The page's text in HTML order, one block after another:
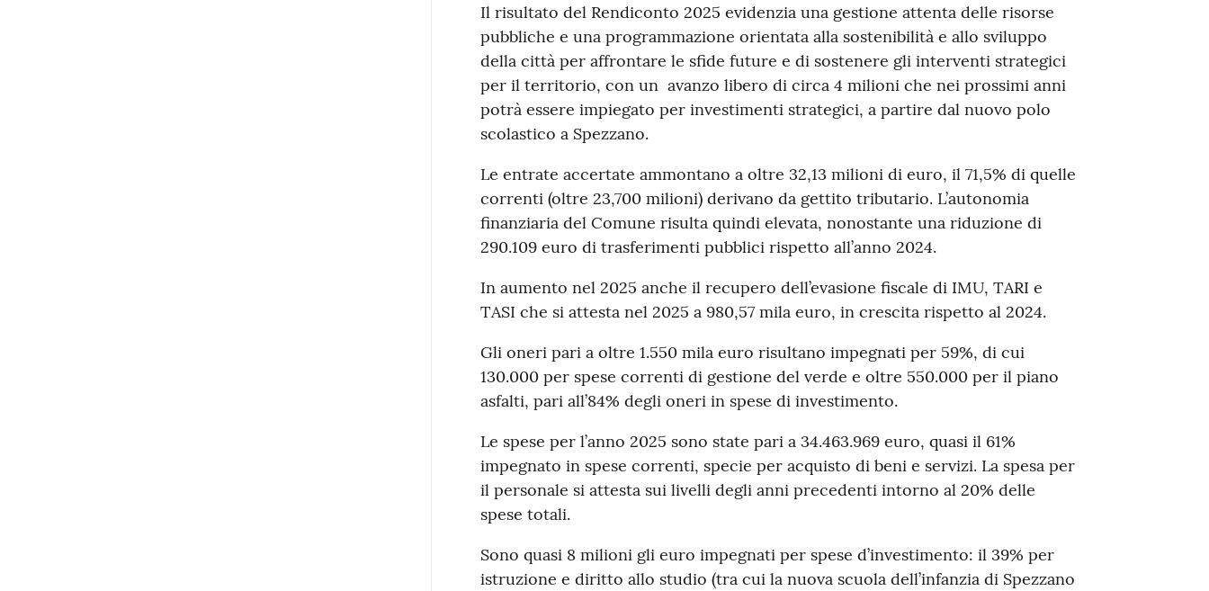
Il risultato del Rendiconto 2025 evidenzia una gestione attenta delle risorse
pubbliche e una programmazione orientata alla sostenibilità e allo sviluppo
della città per affrontare le sfide future e di sostenere gli interventi strategici
per il territorio, con un avanzo libero di circa 4 milioni che nei prossimi anni
potrà essere impiegato per investimenti strategici, a partire dal nuovo polo
scolastico a Spezzano.
Le entrate accertate ammontano a oltre 32,13 milioni di euro, il 71,5% di quelle
correnti (oltre 23,700 milioni) derivano da gettito tributario. L’autonomia
finanziaria del Comune risulta quindi elevata, nonostante una riduzione di
290.109 euro di trasferimenti pubblici rispetto all’anno 2024.
In aumento nel 2025 anche il recupero dell’evasione fiscale di IMU, TARI e
TASI che si attesta nel 2025 a 980,57 mila euro, in crescita rispetto al 2024.
Gli oneri pari a oltre 1.550 mila euro risultano impegnati per 59%, di cui
130.000 per spese correnti di gestione del verde e oltre 550.000 per il piano
asfalti, pari all’84% degli oneri in spese di investimento.
Le spese per l’anno 2025 sono state pari a 34.463.969 euro, quasi il 61%
impegnato in spese correnti, specie per acquisto di beni e servizi. La spesa per
il personale si attesta sui livelli degli anni precedenti intorno al 20% delle
spese totali.
Sono quasi 8 milioni gli euro impegnati per spese d’investimento: il 39% per
istruzione e diritto allo studio (tra cui la nuova scuola dell’infanzia di Spezzano